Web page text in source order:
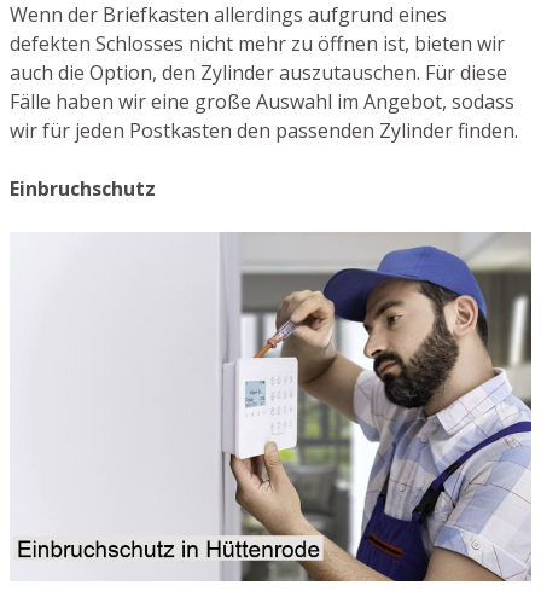
Wenn der Briefkasten allerdings aufgrund eines
defekten Schlosses nicht mehr zu öffnen ist, bieten wir
auch die Option, den Zylinder auszutauschen. Für diese
Fälle haben wir eine große Auswahl im Angebot, sodass
wir für jeden Postkasten den passenden Zylinder finden.
Einbruchschutz